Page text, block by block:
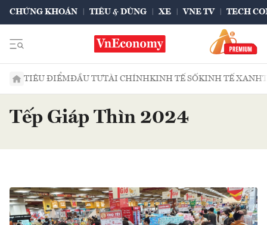
CHỨNG KHOÁN TIÊU & DÙNG XE VNE TV TECH
TIÊU ĐIỂMĐẦU TƯTÀI CHÍNHKINH TẾ SỐKINH TẾ XANH
Tếp Giáp Thìn 2024